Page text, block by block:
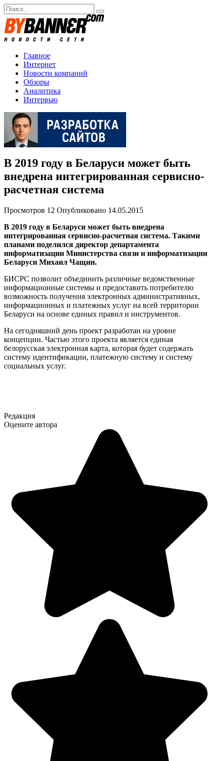
Перейти
к
содержанию
Search
for:
Главное
Интернет
Новости компаний
Обзоры
Аналитика
Интервью
В 2019 году в Беларуси может быть
внедрена интегрированная сервисно-
расчетная система
Просмотров 12 Опубликовано 14.05.2015
В 2019 году в Беларуси может быть внедрена
интегрированная сервисно-расчетная система. Такими
планами поделился директор департамента
информатизации Министерства связи и информатизации
Беларуси Михаил Чащин.
БИСРС позволит объединить различные ведомственные
информационные системы и предоставить потребителю
возможность получения электронных административных,
информационных и платежных услуг на всей территории
Беларуси на основе единых правил и инструментов.
На сегодняшний день проект разработан на уровне
концепции. Частью этого проекта является единая
белорусская электронная карта, которая будет содержать
систему идентификации, платежную систему и систему
социальных услуг.
Редакция
Оцените автора